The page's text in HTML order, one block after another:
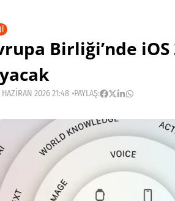
Birliği’nde
2026 21:48 PAYLAŞ: